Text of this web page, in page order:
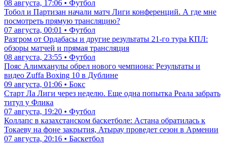
08 августа, 17:06 • Футбол
Тобол и Партизан начали матч Лиги конференций. А где мне
посмотреть прямую трансляцию?
07 августа, 00:01 • Футбол
Разгром от Ордабасы и другие результаты 21-го тура КПЛ:
обзоры матчей и прямая трансляция
08 августа, 23:55 • Футбол
Пояс Алимханулы обрел нового чемпиона: Результаты и
видео Zuffa Boxing 10 в Дублине
09 августа, 01:06 • Бокс
Старт Ла Лиги через неделю. Еще одна попытка Реала забрать
титул у Флика
07 августа, 19:20 • Футбол
Коллапс в казахстанском баскетболе: Астана обратилась к
Токаеву на фоне закрытия, Атырау проведет сезон в Армении
07 августа, 20:16 • Баскетбол